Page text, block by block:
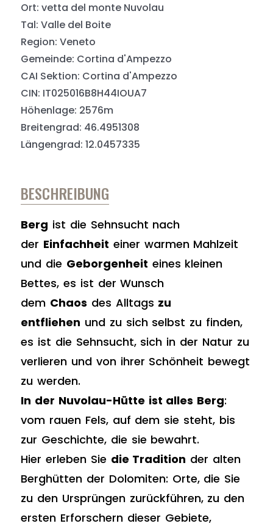
Ort: vetta del monte Nuvolau
Tal: Valle del Boite
Region: Veneto
Gemeinde: Cortina d'Ampezzo
CAI Sektion: Cortina d'Ampezzo
CIN: IT025016B8H44IOUA7
Höhenlage: 2576m
Breitengrad: 46.4951308
Längengrad: 12.0457335
BESCHREIBUNG
Berg ist die Sehnsucht nach
der Einfachheit einer warmen Mahlzeit
und die Geborgenheit eines kleinen
Bettes, es ist der Wunsch
dem Chaos des Alltags zu
entfliehen und zu sich selbst zu finden,
es ist die Sehnsucht, sich in der Natur zu
verlieren und von ihrer Schönheit bewegt
zu werden.
In der Nuvolau-Hütte ist alles Berg:
vom rauen Fels, auf dem sie steht, bis
zur Geschichte, die sie bewahrt.
Hier erleben Sie die Tradition der alten
Berghütten der Dolomiten: Orte, die Sie
zu den Ursprüngen zurückführen, zu den
ersten Erforschern dieser Gebiete,